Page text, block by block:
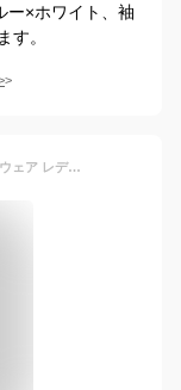
ー×ホワイト、袖
す。
ICEPARDAL(アイスパーダル) スノーボードウェア レディース ジャケット 単品 全10色 WS～WL 耐水圧20,000mm ICJ-817 D-920M×D-1035 WSサイズ スノーウェア 上 スノボウェア スノボ ウェア スキー ウェア ウエア 女性用 おしゃれ かわいい スノボーウェア 18-19 スノージャケット スノボウエア 滑雪服